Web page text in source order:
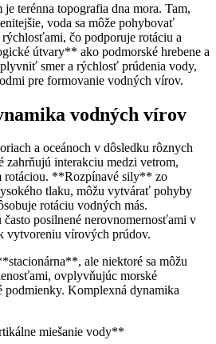
terénna topografia dna mora. Tam,
voda sa môže pohybovať
čo podporuje rotáciu a
útvary** ako podmorské hrebene a
smer a rýchlosť prúdenia vody,
pre formovanie vodných vírov.
vodných vírov
a oceánoch v dôsledku rôznych
zahrňujú interakciu medzi vetrom,
rotáciou. **Rozpínavé sily** zo
tlaku, môžu vytvárať pohyby
rotáciu vodných más.
posilnené nerovnomernosťami v
vytvoreniu vírových prúdov.
ale niektoré sa môžu
ovplyvňujúc morské
podmienky. Komplexná dynamika
miešanie vody**